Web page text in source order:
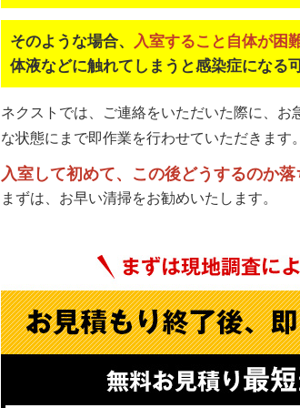
そのような場合、 入室すること自体が困
体液などに触れてしまうと感染症になる
ネクストでは、ご連絡をいただいた際に、
な状態にまで即作業を行わせていただきます
入室して初めて、この後どうするのか
まずは、お早い清掃をお勧めいたします。